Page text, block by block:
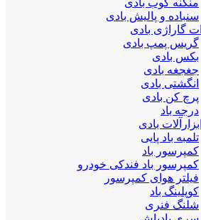
منگنه کوب بادی
سنباده و پالیش بادی
گاراژی بادی
گریس پمپ بادی
بکس بادی
جغجغه بادی
انگشتی بادی
پرچ کن بادی
درجه باد
بادی
تلمبه باد پایی
کمپرسور باد
کمپرسور باد فندکی خودرو
فیلتر هوای کمپرسور
کوپلینگ باد
شلنگ فنری